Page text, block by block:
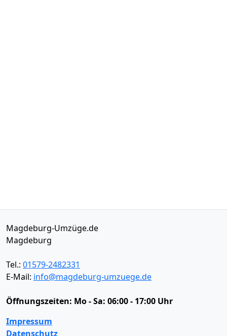
Magdeburg-Umzüge.de
Magdeburg
Tel.: 01579-2482331
E-Mail: info@magdeburg-umzuege.de
Öffnungszeiten: Mo - Sa: 06:00 - 17:00 Uhr
Impressum
Datenschutz